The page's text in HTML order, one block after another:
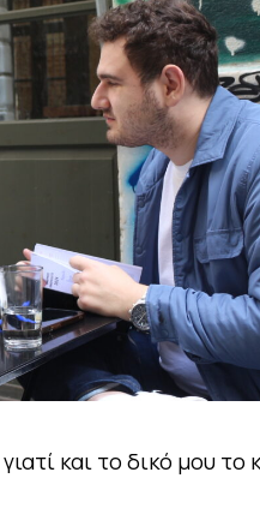
και το δικό μου το